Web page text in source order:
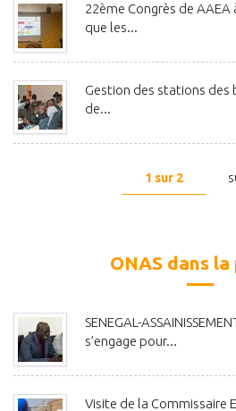
22ème Congrès de
que les...
Gestion des stations des
de...
1 sur 2
ONAS dans la
SENEGAL-
s’engage pour...
Visite de la Commissaire